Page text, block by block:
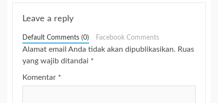
Leave a reply
Default Comments (0) Facebook Comments
Alamat email Anda tidak akan dipublikasikan. Ruas
yang wajib ditandai *
Komentar *